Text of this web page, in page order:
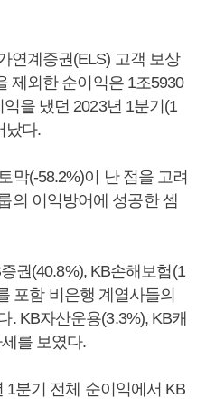
연계증권(ELS) 고객 보상
제외한 순이익은 1조5930
을 냈던 2023년 1분기(1
났다.
막(-58.2%)이 난 점을 고려
의 이익방어에 성공한 셈
권(40.8%), KB손해보험(1
포함 비은행 계열사들의
. KB자산운용(3.3%), KB캐
를 보였다.
1분기 전체 순이익에서 KB